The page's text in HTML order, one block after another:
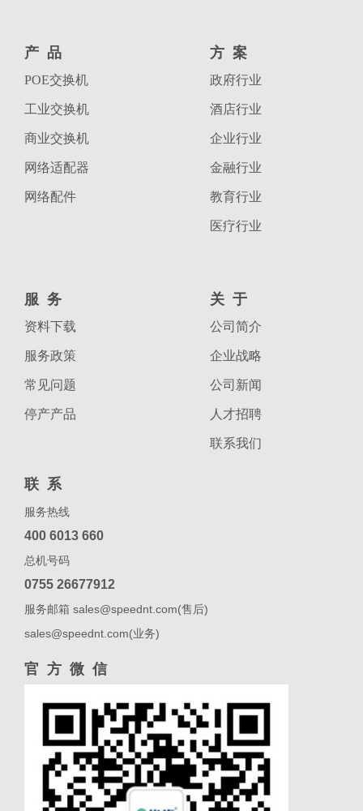
产品
POE交换机
工业交换机
商业交换机
网络适配器
网络配件
方案
政府行业
酒店行业
企业行业
金融行业
教育行业
医疗行业
服务
资料下载
服务政策
常见问题
停产产品
关于
公司简介
企业战略
公司新闻
人才招聘
联系我们
联系
服务热线
400 6013 660
总机号码
0755 26677912
服务邮箱 sales@speednt.com(售后)
sales@speednt.com(业务)
官方微信